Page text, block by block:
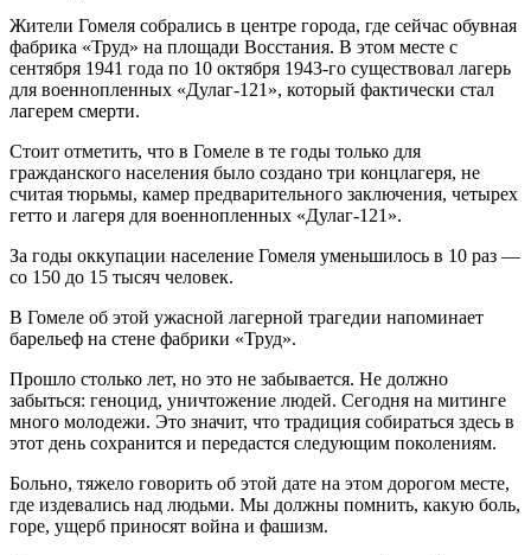
Жители Гомеля собрались в центре города, где сейчас обувная
фабрика «Труд» на площади Восстания. В этом месте с
сентября 1941 года по 10 октября 1943-го существовал лагерь
для военнопленных «Дулаг-121», который фактически стал
лагерем смерти.
Стоит отметить, что в Гомеле в те годы только для
гражданского населения было создано три концлагеря, не
считая тюрьмы, камер предварительного заключения, четырех
гетто и лагеря для военнопленных «Дулаг-121».
За годы оккупации население Гомеля уменьшилось в 10 раз —
со 150 до 15 тысяч человек.
В Гомеле об этой ужасной лагерной трагедии напоминает
барельеф на стене фабрики «Труд».
Прошло столько лет, но это не забывается. Не должно
забыться: геноцид, уничтожение людей. Сегодня на митинге
много молодежи. Это значит, что традиция собираться здесь в
этот день сохранится и передастся следующим поколениям.
Больно, тяжело говорить об этой дате на этом дорогом месте,
где издевались над людьми. Мы должны помнить, какую боль,
горе, ущерб приносят война и фашизм.